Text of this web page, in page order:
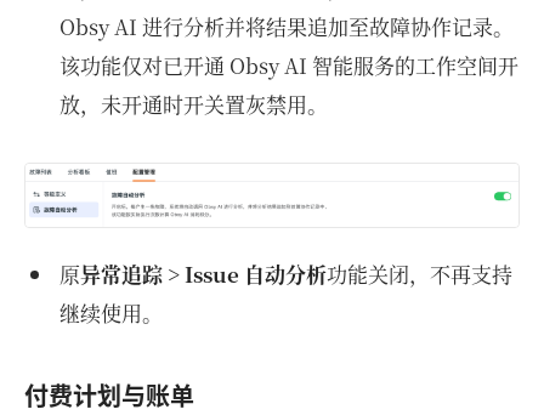
Obsy AI 进行分析并将结果追加至故障协作记录。
该功能仅对已开通 Obsy AI 智能服务的工作空间开
放，未开通时开关置灰禁用。
原异常追踪 > Issue 自动分析功能关闭，不再支持
继续使用。
付费计划与账单